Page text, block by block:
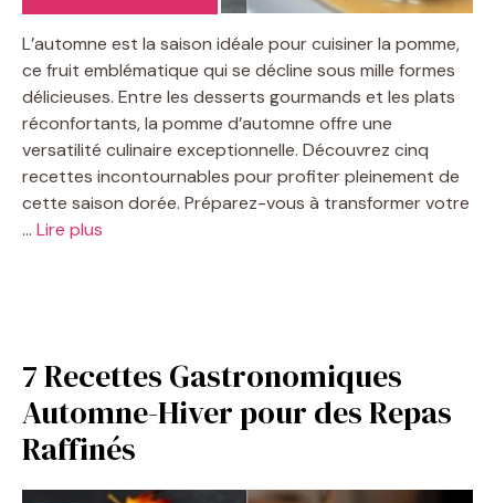
L’automne est la saison idéale pour cuisiner la pomme,
ce fruit emblématique qui se décline sous mille formes
délicieuses. Entre les desserts gourmands et les plats
réconfortants, la pomme d’automne offre une
versatilité culinaire exceptionnelle. Découvrez cinq
recettes incontournables pour profiter pleinement de
cette saison dorée. Préparez-vous à transformer votre
… Lire plus
7 Recettes Gastronomiques
Automne-Hiver pour des Repas
Raffinés